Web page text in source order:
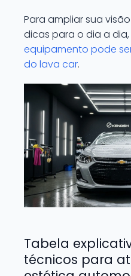
Para ampliar sua
dicas para o dia a dia,
equipamento pode
do lava car.
Tabela
técnicos para